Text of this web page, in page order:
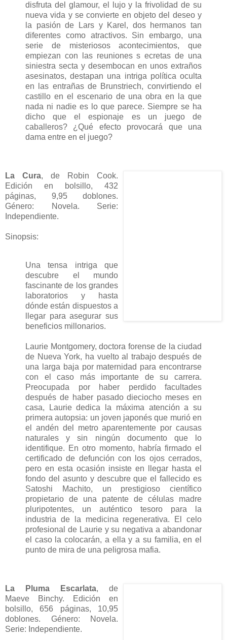
disfruta del glamour, el lujo y la frivolidad de su
nueva vida y se convierte en objeto del deseo y
la pasión de Lars y Karel, dos hermanos tan
diferentes como atractivos. Sin embargo, una
serie de misteriosos acontecimientos, que
empiezan con las reuniones s ecretas de una
siniestra secta y desembocan en unos extraños
asesinatos, destapan una intriga política oculta
en las entrañas de Brunstriech, convirtiendo el
castillo en el escenario de una obra en la que
nada ni nadie es lo que parece. Siempre se ha
dicho que el espionaje es un juego de
caballeros? ¿Qué efecto provocará que una
dama entre en el juego?
La Cura, de Robin Cook.
Edición en bolsillo, 432
páginas, 9,95 doblones.
Género: Novela. Serie:
Independiente.
Sinopsis:
Una tensa intriga que
descubre el mundo
fascinante de los grandes
laboratorios y hasta
dónde están dispuestos a
llegar para asegurar sus
beneficios millonarios.
Laurie Montgomery, doctora forense de la ciudad
de Nueva York, ha vuelto al trabajo después de
una larga baja por maternidad para encontrarse
con el caso más importante de su carrera.
Preocupada por haber perdido facultades
después de haber pasado dieciocho meses en
casa, Laurie dedica la máxima atención a su
primera autopsia: un joven japonés que murió en
el andén del metro aparentemente por causas
naturales y sin ningún documento que lo
identifique. En otro momento, habría firmado el
certificado de defunción con los ojos cerrados,
pero en esta ocasión insiste en llegar hasta el
fondo del asunto y descubre que el fallecido es
Satoshi Machito, un prestigioso científico
propietario de una patente de células madre
pluripotentes, un auténtico tesoro para la
industria de la medicina regenerativa. El celo
profesional de Laurie y su negativa a abandonar
el caso la colocarán, a ella y a su familia, en el
punto de mira de una peligrosa mafia.
La Pluma Escarlata, de
Maeve Binchy. Edición en
bolsillo, 656 páginas, 10,95
doblones. Género: Novela.
Serie: Independiente.